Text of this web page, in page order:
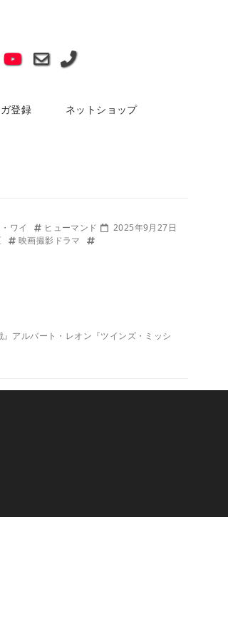
登録 ネットショップ
ワイ
ヒューマンド
映画撮影ドラマ
2025年9月27日
アルバート・レオン『ツインズ・ミッシ